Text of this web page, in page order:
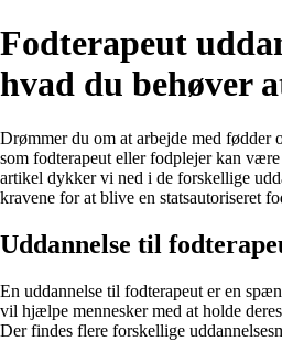
Fodterapeut
hvad du behøver
Drømmer du om at arbejde med fødder
som fodterapeut eller fodplejer kan
artikel dykker vi ned i de forskellige
kravene for at blive en statsautoriseret
Uddannelse til
En uddannelse til fodterapeut er en
vil hjælpe mennesker med at holde
Der findes flere forskellige